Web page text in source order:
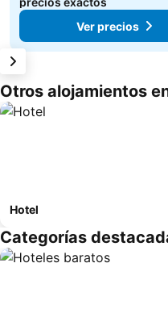
Ver precios
Otros alojamientos
Hotel
Categorías